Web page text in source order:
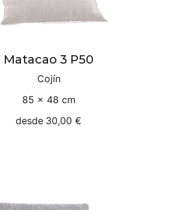
Matacao 3 P50
Cojín
85 × 48 cm
desde 30,00 €